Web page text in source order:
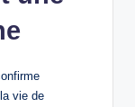
vie de